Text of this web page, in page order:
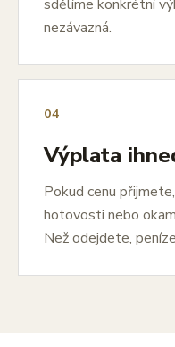
sdělíme konkrétní
nezávazná.
04
Výplata
Pokud cenu
hotovosti nebo
Než odejdete,